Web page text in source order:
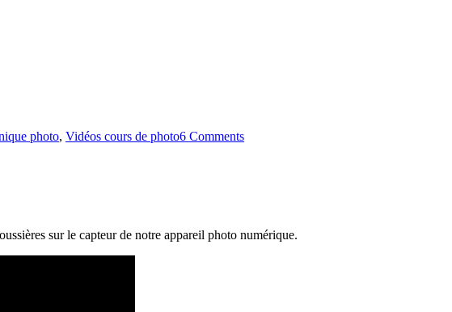
photo, Vidéos cours de photo6 Comments
sur le capteur de notre appareil photo numérique.